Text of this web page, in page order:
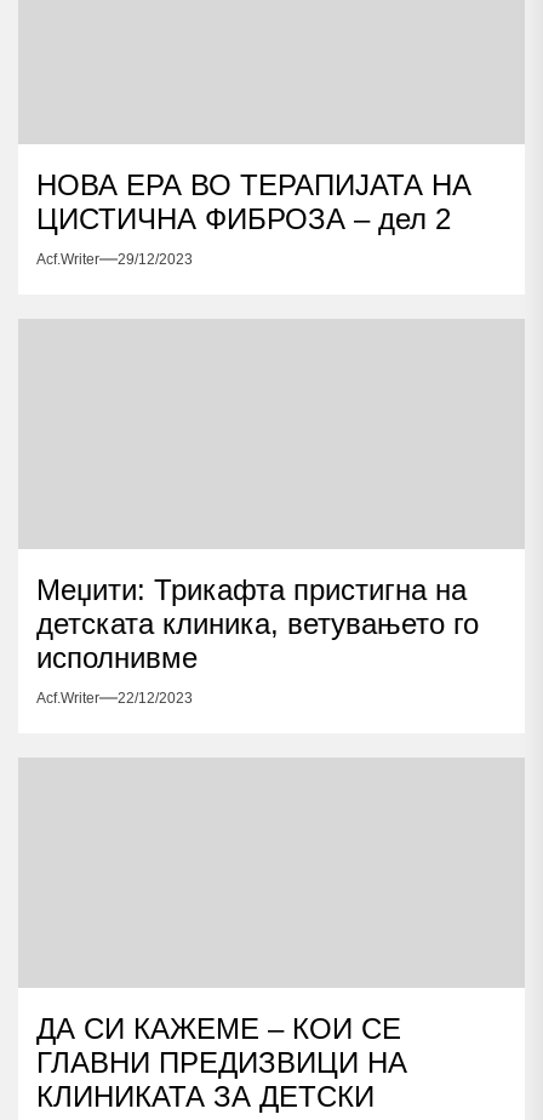
НОВА ЕРА ВО ТЕРАПИЈАТА НА
ЦИСТИЧНА ФИБРОЗА – дел 2
Acf.writer 29/12/2023
Меџити: Трикафта пристигна на
детската клиника, ветувањето го
исполнивме
Acf.writer 22/12/2023
ДА СИ КАЖЕМЕ – КОИ СЕ
ГЛАВНИ ПРЕДИЗВИЦИ НА
КЛИНИКАТА ЗА ДЕТСКИ